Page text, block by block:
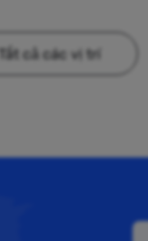
Tất cả các vị trí